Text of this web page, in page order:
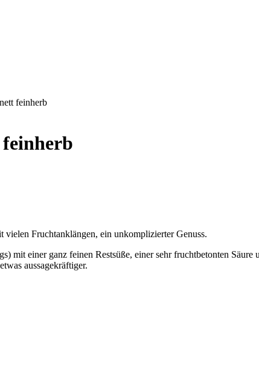
feinherb
vielen Fruchtanklängen, ein unkomplizierter Genuss.
mit einer ganz feinen Restsüße, einer sehr fruchtbetonten
aussagekräftiger.